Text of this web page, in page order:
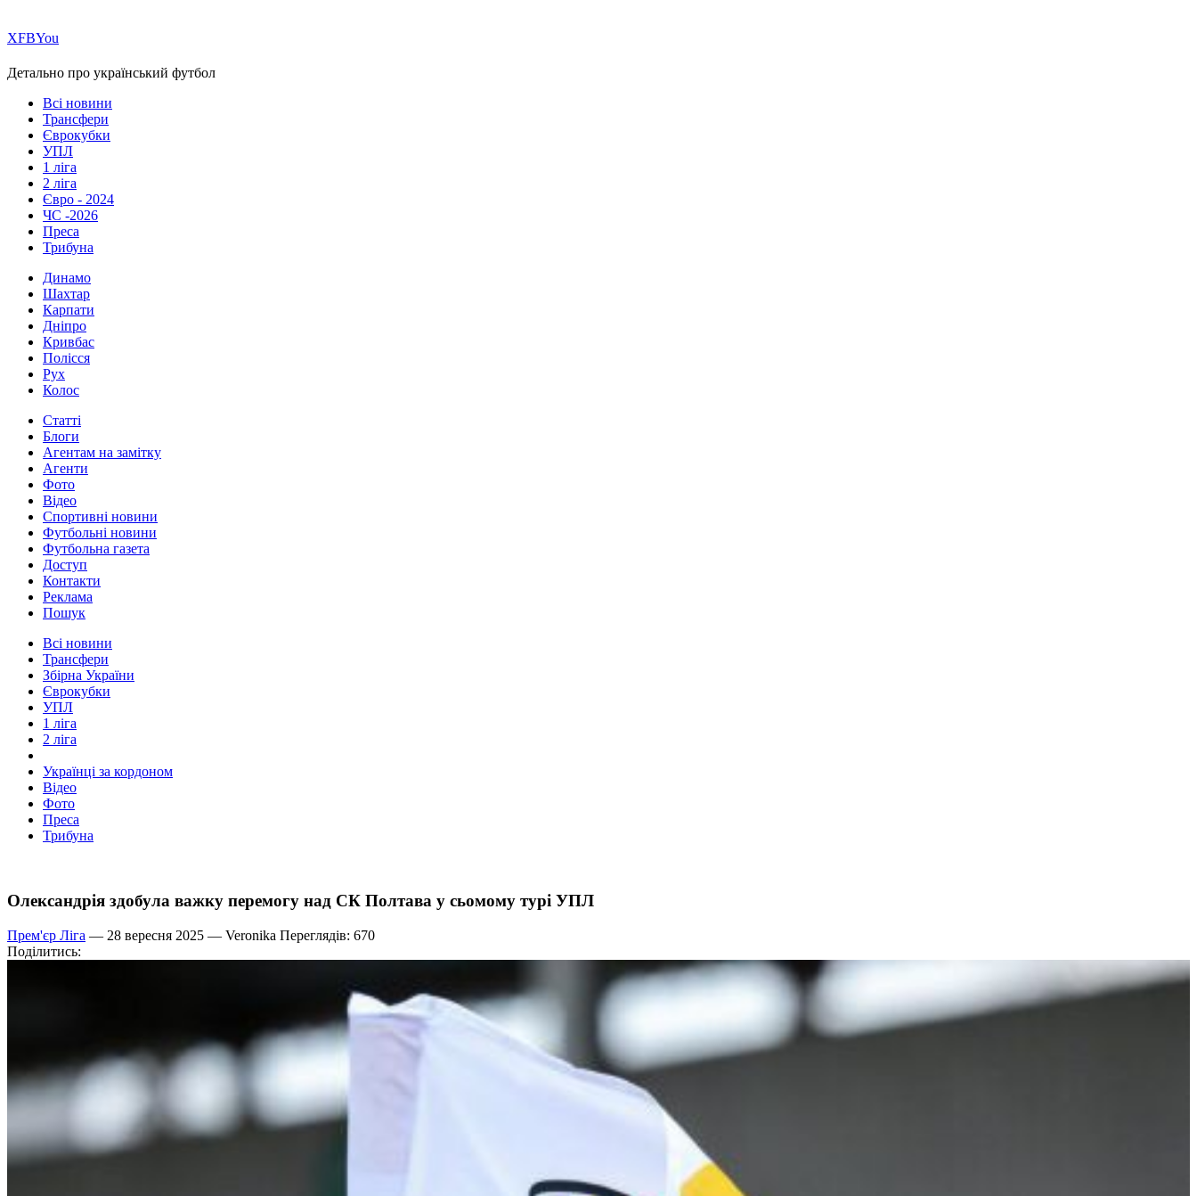
ХFBYou
Детально про український футбол
Всі новини
Трансфери
Єврокубки
УПЛ
1 ліга
2 ліга
Євро - 2024
ЧС -2026
Преса
Трибуна
Динамо
Шахтар
Карпати
Дніпро
Кривбас
Полісся
Рух
Колос
Статті
Блоги
Агентам на замітку
Агенти
Фото
Відео
Спортивні новини
Футбольні новини
Футбольна газета
Доступ
Контакти
Реклама
Пошук
Всі новини
Трансфери
Збірна України
Єврокубки
УПЛ
1 ліга
2 ліга
Українці за кордоном
Відео
Фото
Преса
Трибуна
Олександрія здобула важку перемогу над СК Полтава у сьомому турі УПЛ
Прем'єр Ліга — 28 вересня 2025 — Veronika Переглядів: 670
Поділитись: